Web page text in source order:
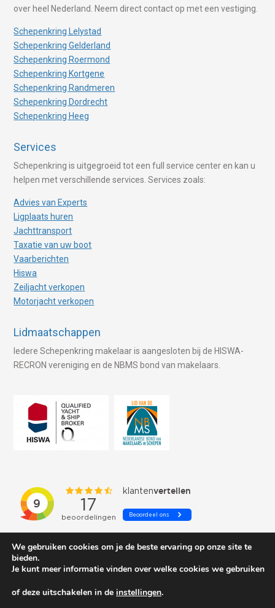
over heel Nederland. Neem direct contact op met een vestiging.
Schepenkring Lelystad
Schepenkring Gelderland
Schepenkring Roermond
Schepenkring Kortgene
Schepenkring Randmeren
Schepenkring Dordrecht
Schepenkring Heeg
Services
Schepenkring is uitgegroeid tot een full service center en kan u
helpen met verschillende services. Services zoals:
Advies van Experts
Ligplaats huren
Jachttransport
Taxatie van uw boot
Vaarberichten
Hiswa
Zeiljacht verkopen
Motorjacht verkopen
Lidmaatschappen
Iedere Schepenkring makelaar is aangesloten bij de HISWA-
RECRON vereniging en de NBMS bond van makelaars.
We gebruiken cookies om je de beste ervaring op onze site te
bieden.
Je kunt meer informatie vinden over welke cookies we gebruiken
of deze uitschakelen in de instellingen.